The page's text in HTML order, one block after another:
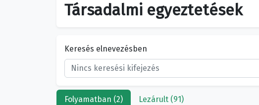
Társadalmi egyeztetések
Keresés elnevezésben
Folyamatban (2) Lezárult (91)